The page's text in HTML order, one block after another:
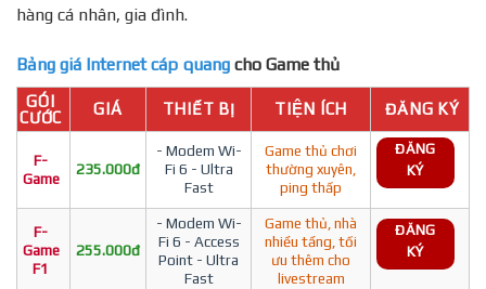
hàng cá nhân, gia đình.
Bảng giá Internet cáp quang cho Game thủ
GÓI
CƯỚC
GIÁ THIẾT BỊ TIỆN ÍCH ĐĂNG KÝ
F-
Game
235.000đ
- Modem Wi-
Fi 6 - Ultra
Fast
Game thủ chơi
thường xuyên,
ping thấp
ĐĂNG
KÝ
F-
Game
F1
255.000đ
- Modem Wi-
Fi 6 - Access
Point - Ultra
Fast
Game thủ, nhà
nhiều tầng, tối
ưu thêm cho
livestream
ĐĂNG
KÝ